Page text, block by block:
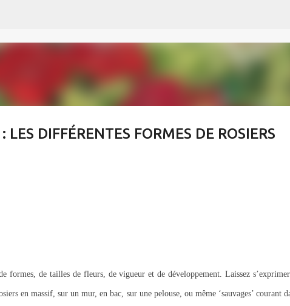
LES DIFFÉRENTES FORMES DE ROSIERS
formes, de tailles de fleurs, de vigueur et de développement. Laissez
en massif, sur un mur, en bac, sur une pelouse, ou même ‘sauvages’ courant